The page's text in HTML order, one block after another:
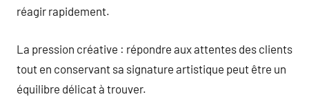
réagir rapidement.
La pression créative : répondre aux attentes des clients
tout en conservant sa signature artistique peut être un
équilibre délicat à trouver.